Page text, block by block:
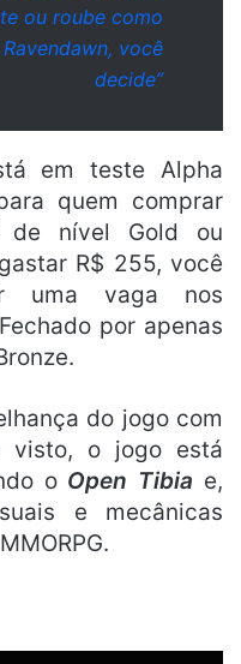
ou roube como
você
decide”
em teste Alpha
quem comprar
de nível Gold ou
R$ 255, você
uma vaga nos
por apenas
do jogo com
visto, o jogo está
o Open Tibia e,
e mecânicas